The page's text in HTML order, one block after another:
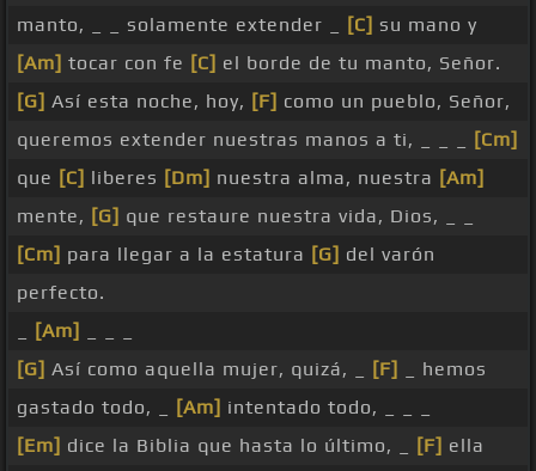
manto, _ _ solamente extender _
[C] su mano y
[Am] tocar con fe [C] el borde de tu manto, Señor.
[G] Así esta noche, hoy, [F] como un pueblo, Señor,
queremos extender nuestras manos a ti, _ _ _
[Cm]
que [C] liberes [Dm] nuestra alma, nuestra [Am]
mente, [G] que restaure nuestra vida, Dios, _ _
[Cm] para llegar a la estatura [G] del varón
perfecto.
[Am]
[G] Así como aquella mujer, quizá, _ [F]
_ hemos
gastado todo, _
[Am] intentado todo, _ _ _
[Em] dice la Biblia que hasta lo último, _ [F] ella